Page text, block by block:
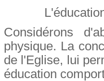
L'éducation
Considérons
physique. La
de l'Eglise, lui
éducation